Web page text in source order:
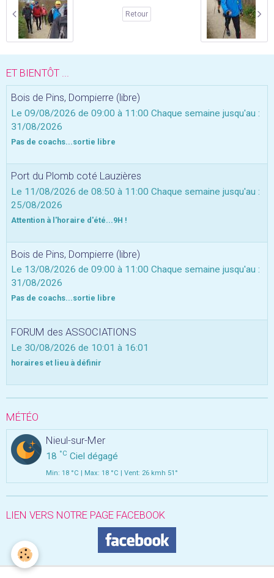
Retour
ET BIENTÔT ...
Bois de Pins, Dompierre (libre)
Le 09/08/2026 de 09:00 à 11:00 Chaque semaine jusqu'au :
31/08/2026
Pas de coachs...sortie libre
Port du Plomb coté Lauzières
Le 11/08/2026 de 08:50 à 11:00 Chaque semaine jusqu'au :
25/08/2026
Attention à l'horaire d'été...9H !
Bois de Pins, Dompierre (libre)
Le 13/08/2026 de 09:00 à 11:00 Chaque semaine jusqu'au :
31/08/2026
Pas de coachs...sortie libre
FORUM des ASSOCIATIONS
Le 30/08/2026 de 10:01 à 16:01
horaires et lieu à définir
MÉTÉO
Nieul-sur-Mer
18 °C Ciel dégagé
Min: 18 °C | Max: 18 °C | Vent: 26 kmh 51°
LIEN VERS NOTRE PAGE FACEBOOK